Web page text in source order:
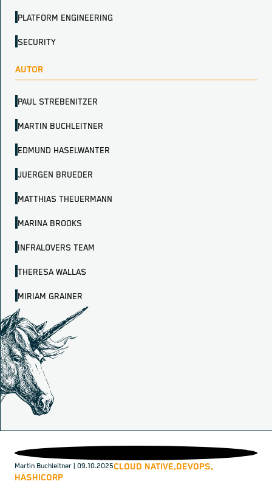
PLATFORM ENGINEERING
SECURITY
AUTOR
PAUL STREBENITZER
MARTIN BUCHLEITNER
EDMUND HASELWANTER
JUERGEN BRUEDER
MATTHIAS THEUERMANN
MARINA BROOKS
INFRALOVERS TEAM
THERESA WALLAS
MIRIAM GRAINER
Martin Buchleitner | 09.10.2025CLOUD NATIVE,DEVOPS,
HASHICORP